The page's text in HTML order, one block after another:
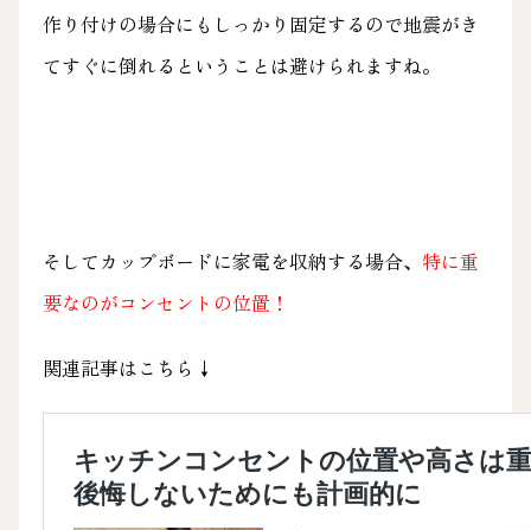
作り付けの場合にもしっかり固定するので地震がき
てすぐに倒れるということは避けられますね。
そしてカップボードに家電を収納する場合、 特に重
要なのがコンセントの位置！
関連記事はこちら↓